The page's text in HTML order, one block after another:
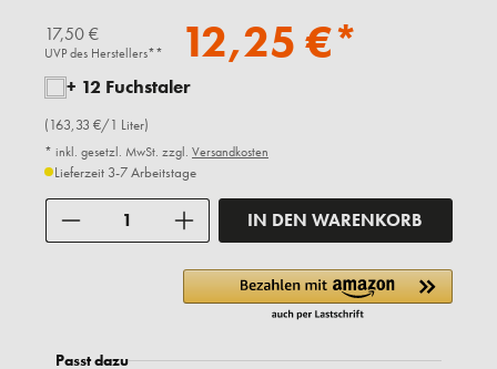
17,50 €
UVP des Herstellers** 12,25 €*
+ 12 Fuchstaler
(163,33 €/1 Liter)
* inkl. gesetzl. MwSt. zzgl. Versandkosten
Lieferzeit 3-7 Arbeitstage
IN DEN WARENKORB
Passt dazu